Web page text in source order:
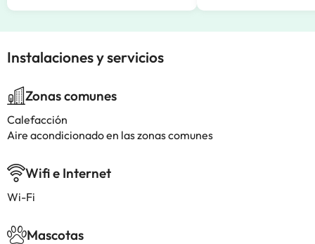
Instalaciones y servicios
Zonas comunes
Calefacción
Aire acondicionado en las zonas comunes
Wifi e Internet
Wi-Fi
Mascotas